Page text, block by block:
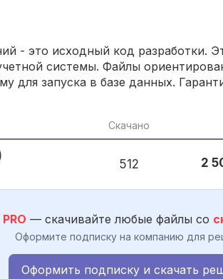
- это исходный код разработки.
системы. Файлы
для запуска в базе данных.
Скачано
512 2
PRO — скачивайте любые файлы со
Оформите подписку на компанию для
Оформить подписку и скачать